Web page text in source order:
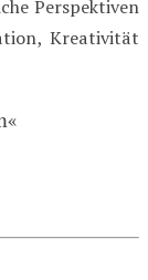
Perspektiven
Kreativität